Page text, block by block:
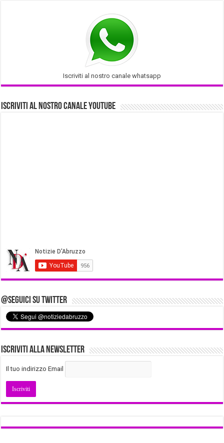
Iscriviti al nostro canale whatsapp
Iscriviti al nostro Canale Youtube
@Seguici su Twitter
Iscriviti alla Newsletter
Il tuo indirizzo Email